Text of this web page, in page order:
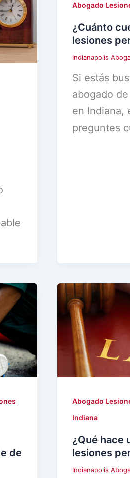
Abogado
¿Cuánto
lesiones
Indianapolis
Si estás
abogado
en Indiana,
preguntes
de
Abogado
Indiana
¿Qué hace
lesiones
Indianapolis